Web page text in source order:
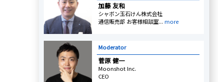
加藤 友和
シャボン玉石けん株式会社
通信販売部 お客様相談室... more
Moderator
菅原 健一
Moonshot Inc.
CEO